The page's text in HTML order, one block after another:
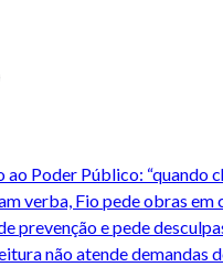
Poder Público: “quando
verba, Fio pede obras
prevenção e pede
não atende demandas